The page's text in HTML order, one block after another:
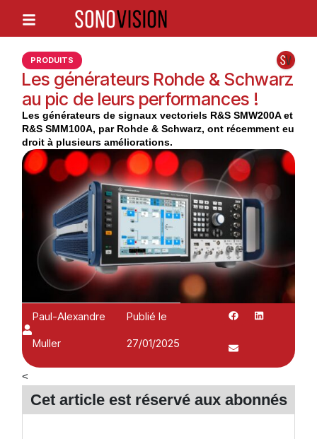
PRODUITS
Les générateurs Rohde & Schwarz
au pic de leurs performances !
Les générateurs de signaux vectoriels R&S SMW200A et
R&S SMM100A, par Rohde & Schwarz, ont récemment eu
droit à plusieurs améliorations.
Paul-Alexandre
Muller
Publié le
27/01/2025
<
Cet article est réservé aux abonnés